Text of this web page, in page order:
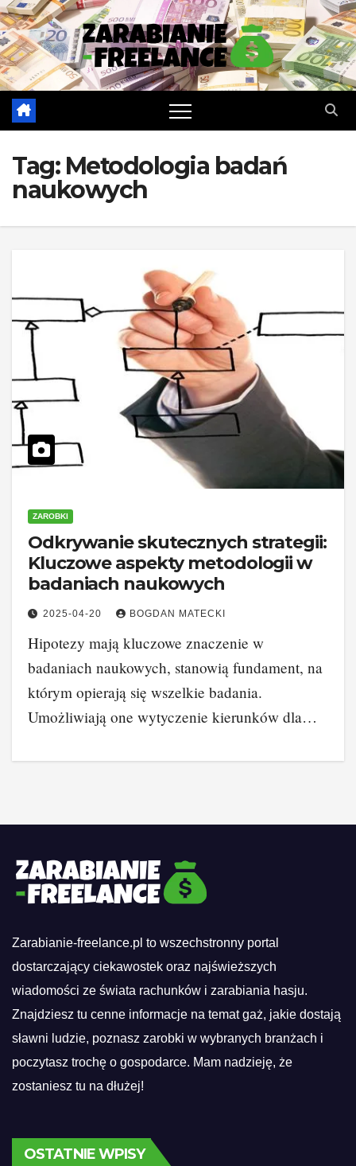
Skip
to
content
Tag: Metodologia badań
naukowych
ZAROBKI
Odkrywanie skutecznych strategii:
Kluczowe aspekty metodologii w
badaniach naukowych
2025-04-20 BOGDAN MATECKI
Hipotezy mają kluczowe znaczenie w
badaniach naukowych, stanowią fundament, na
którym opierają się wszelkie badania.
Umożliwiają one wytyczenie kierunków dla…
Zarabianie-freelance.pl to wszechstronny portal
dostarczający ciekawostek oraz najświeższych
wiadomości ze świata rachunków i zarabiania hasju.
Znajdziesz tu cenne informacje na temat gaż, jakie dostają
sławni ludzie, poznasz zarobki w wybranych branżach i
poczytasz trochę o gospodarce. Mam nadzieję, że
zostaniesz tu na dłużej!
OSTATNIE WPISY